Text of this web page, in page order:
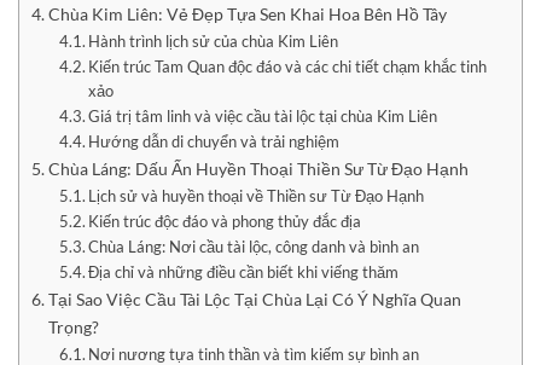
Chùa Kim Liên: Vẻ Đẹp Tựa Sen Khai Hoa Bên Hồ Tây
Hành trình lịch sử của chùa Kim Liên
Kiến trúc Tam Quan độc đáo và các chi tiết chạm khắc tinh
xảo
Giá trị tâm linh và việc cầu tài lộc tại chùa Kim Liên
Hướng dẫn di chuyển và trải nghiệm
Chùa Láng: Dấu Ấn Huyền Thoại Thiền Sư Từ Đạo Hạnh
Lịch sử và huyền thoại về Thiền sư Từ Đạo Hạnh
Kiến trúc độc đáo và phong thủy đắc địa
Chùa Láng: Nơi cầu tài lộc, công danh và bình an
Địa chỉ và những điều cần biết khi viếng thăm
Tại Sao Việc Cầu Tài Lộc Tại Chùa Lại Có Ý Nghĩa Quan
Trọng?
Nơi nương tựa tinh thần và tìm kiếm sự bình an